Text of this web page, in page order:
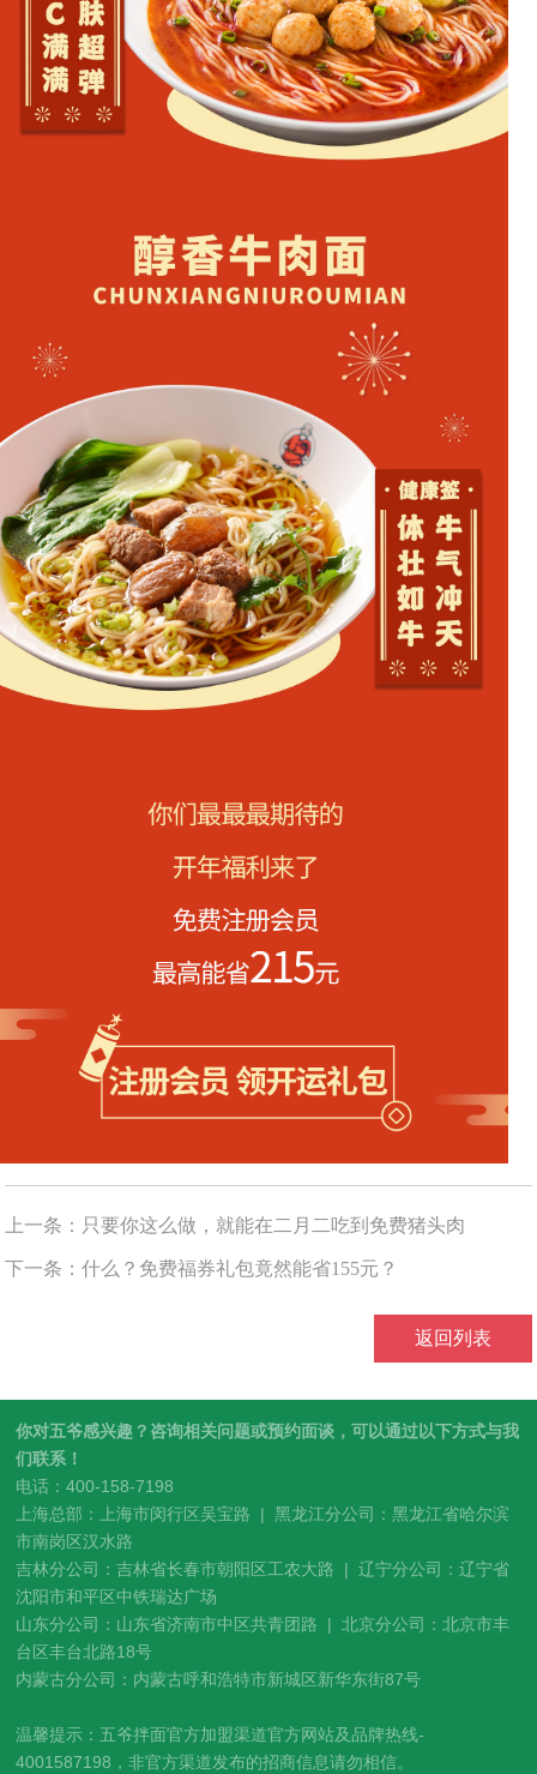
上一条： 只要你这么做，就能在二月二吃到免费猪头肉
下一条：什么？免费福券礼包竟然能省155元？
返回列表
你对五爷感兴趣？咨询相关问题或预约面谈，可以通过以下方式与我
们联系！
电话：400-158-7198
上海总部：上海市闵行区吴宝路 | 黑龙江分公司：黑龙江省哈尔滨
市南岗区汉水路
吉林分公司：吉林省长春市朝阳区工农大路 | 辽宁分公司：辽宁省
沈阳市和平区中铁瑞达广场
山东分公司：山东省济南市中区共青团路 | 北京分公司：北京市丰
台区丰台北路18号
内蒙古分公司：内蒙古呼和浩特市新城区新华东街87号
温馨提示：五爷拌面官方加盟渠道官方网站及品牌热线-
4001587198，非官方渠道发布的招商信息请勿相信。